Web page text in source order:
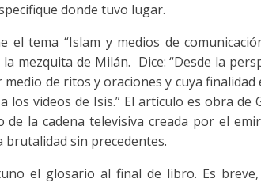
donde tuvo lugar.
tema “Islam y medios de
mezquita de Milán. Dice: “Desde la
de ritos y oraciones y cuya
los videos de Isis.” El artículo es obra de
de la cadena televisiva creada por el
sin precedentes.
el glosario al final de libro. Es